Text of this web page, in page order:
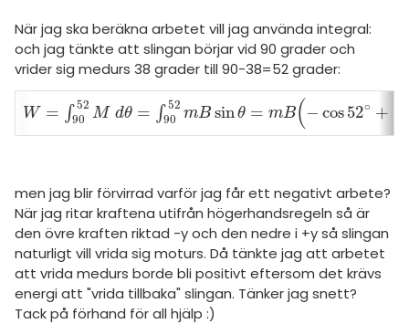
När jag ska beräkna arbetet vill jag använda integral:
och jag tänkte att slingan börjar vid 90 grader och
vrider sig medurs 38 grader till 90-38=52 grader:
W = ∫ 52
90 M dθ = ∫ 52
90 mB sin θ = mB(− cos52∘ +
W= ∫90 52Mdθ =∫9052 mBsinθ=mB( -cos52°+cos90°)= -0
men jag blir förvirrad varför jag får ett negativt arbete?
När jag ritar kraftena utifrån högerhandsregeln så är
den övre kraften riktad -y och den nedre i +y så slingan
naturligt vill vrida sig moturs. Då tänkte jag att arbetet
att vrida medurs borde bli positivt eftersom det krävs
energi att "vrida tillbaka" slingan. Tänker jag snett?
Tack på förhand för all hjälp :)
Cookie-inställningar